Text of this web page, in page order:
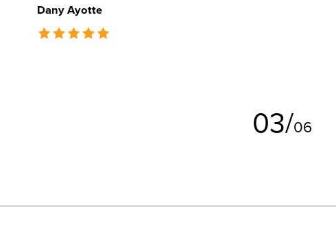
Dany Ayotte
The rating of this product is
03/06